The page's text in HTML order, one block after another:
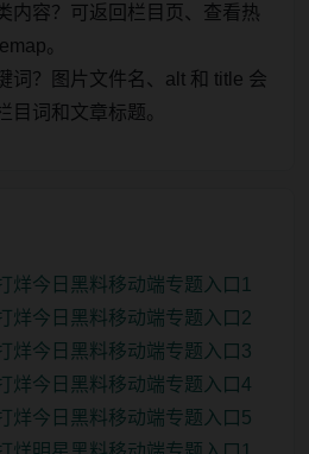
内容？可返回栏目页、查看热
。
词？图片文件名、alt 和 title 会
目词和文章标题。
烊今日黑料移动端专题入口1
烊今日黑料移动端专题入口2
烊今日黑料移动端专题入口3
烊今日黑料移动端专题入口4
烊今日黑料移动端专题入口5